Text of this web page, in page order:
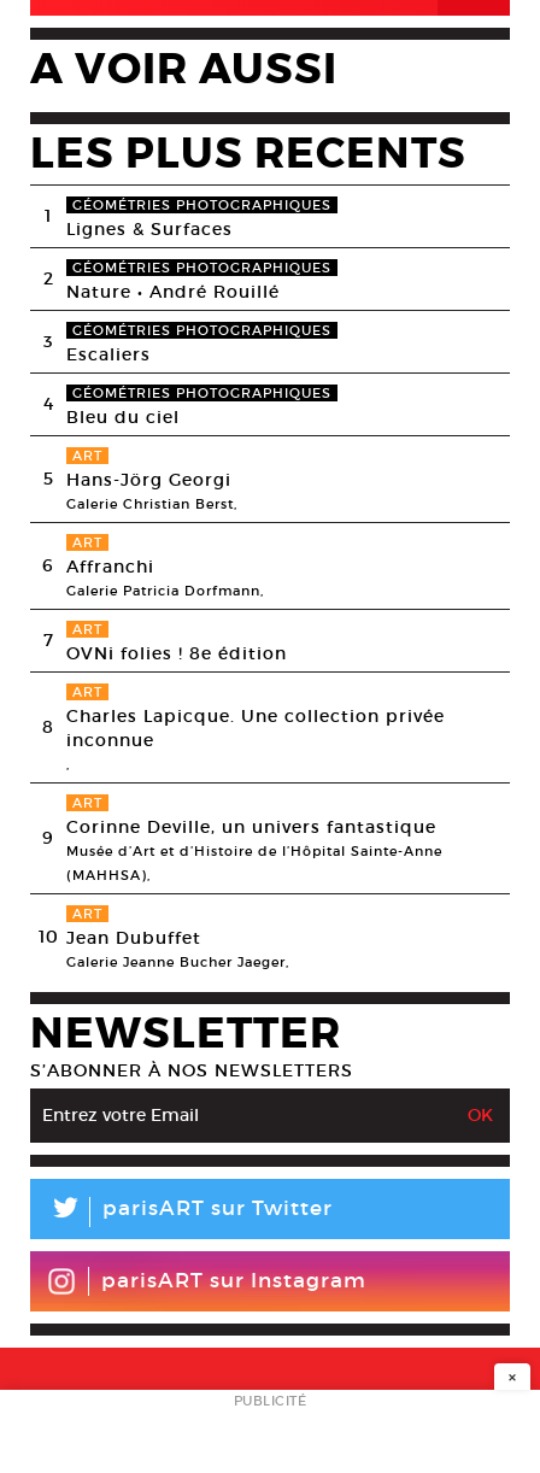
A VOIR AUSSI
LES PLUS RECENTS
1 GÉOMÉTRIES PHOTOGRAPHIQUES
Lignes & Surfaces
2 GÉOMÉTRIES PHOTOGRAPHIQUES
Nature • André Rouillé
3 GÉOMÉTRIES PHOTOGRAPHIQUES
Escaliers
4 GÉOMÉTRIES PHOTOGRAPHIQUES
Bleu du ciel
5
ART
Hans-Jörg Georgi
Galerie Christian Berst,
6
ART
Affranchi
Galerie Patricia Dorfmann,
7 ART
OVNi folies ! 8e édition
8
ART
Charles Lapicque. Une collection privée
inconnue
,
9
ART
Corinne Deville, un univers fantastique
Musée d’Art et d’Histoire de l’Hôpital Sainte-Anne
(MAHHSA),
10
ART
Jean Dubuffet
Galerie Jeanne Bucher Jaeger,
NEWSLETTER
S’ABONNER À NOS NEWSLETTERS
L parisART sur Twitter
parisART sur Instagram
NEWSLETTER
×
PUBLICITÉ